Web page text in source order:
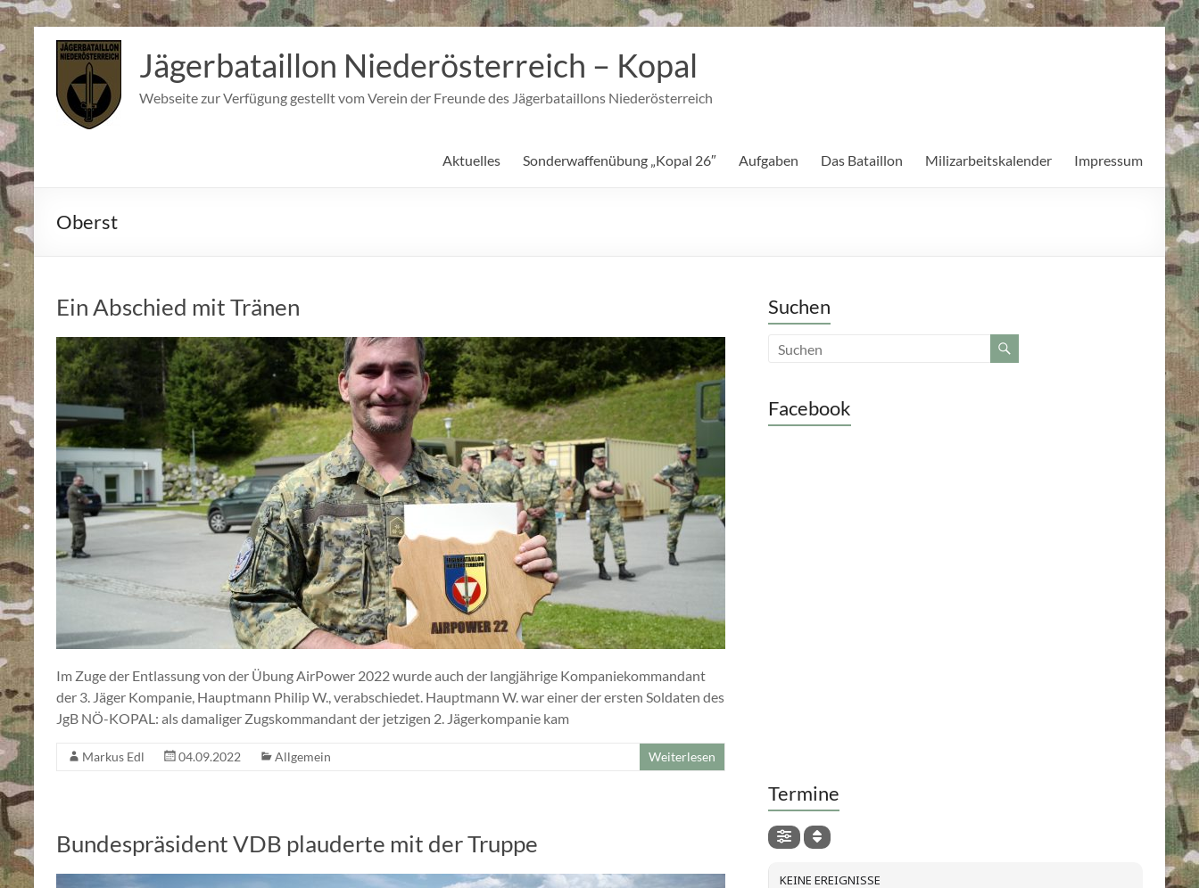
Inhalt
springen
Jägerbataillon Niederösterreich – Kopal
Webseite zur Verfügung gestellt vom Verein der Freunde des Jägerbataillons Niederösterreich
Aktuelles Sonderwaffenübung „Kopal 26″ Aufgaben Das Bataillon Milizarbeitskalender Impressum
Oberst
Ein Abschied mit Tränen
Im Zuge der Entlassung von der Übung AirPower 2022 wurde auch der langjährige Kompaniekommandant
der 3. Jäger Kompanie, Hauptmann Philip W., verabschiedet. Hauptmann W. war einer der ersten Soldaten des
JgB NÖ-KOPAL: als damaliger Zugskommandant der jetzigen 2. Jägerkompanie kam
Markus Edl 04.09.2022 Allgemein Weiterlesen
Bundespräsident VDB plauderte mit der Truppe
Suchen
Facebook
Termine
KEINE EREIGNISSE